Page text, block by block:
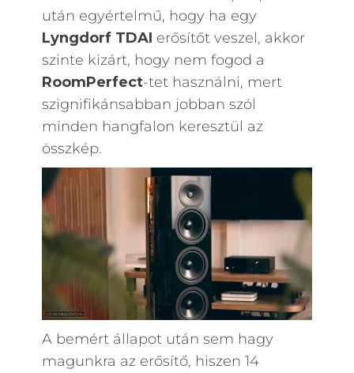
után egyértelmű, hogy ha egy
Lyngdorf TDAI erősítőt veszel, akkor
szinte kizárt, hogy nem fogod a
RoomPerfect-tet használni, mert
szignifikánsabban jobban szól
minden hangfalon keresztül az
összkép.
A bemért állapot után sem hagy
magunkra az erősítő, hiszen 14